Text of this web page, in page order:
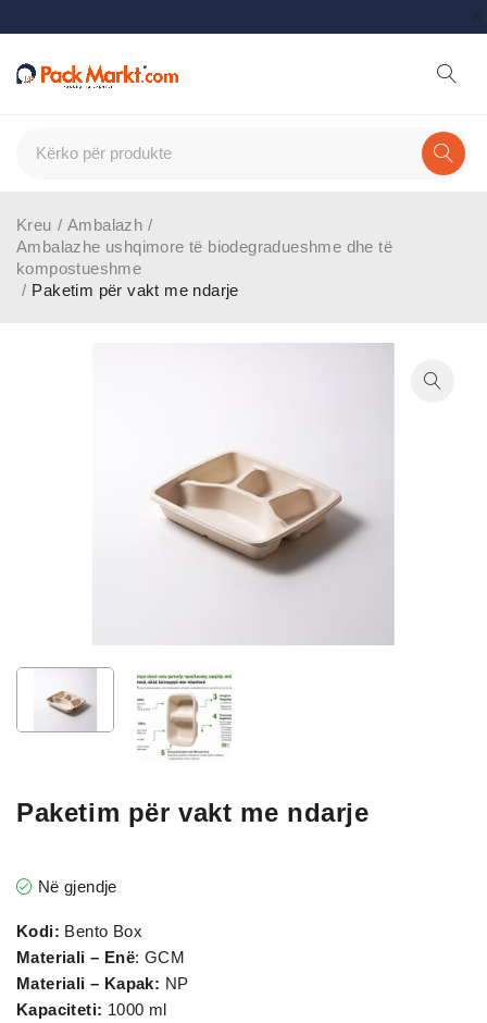
Kreu / Ambalazh /
Ambalazhe ushqimore të biodegradueshme dhe të
kompostueshme
/ Paketim për vakt me ndarje
Paketim për vakt me ndarje
Në gjendje
Kodi: Bento Box
Materiali – Enë: GCM
Materiali – Kapak: NP
Kapaciteti: 1000 ml